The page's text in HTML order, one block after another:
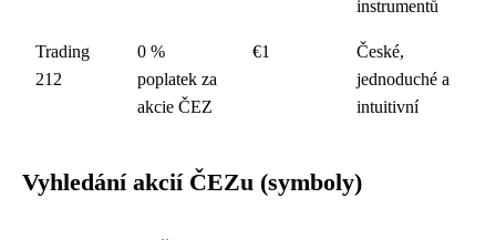
instrumentů
Trading
212
0 %
poplatek za
akcie ČEZ
€1
České,
jednoduché a
intuitivní
Vyhledání akcií ČEZu (symboly)